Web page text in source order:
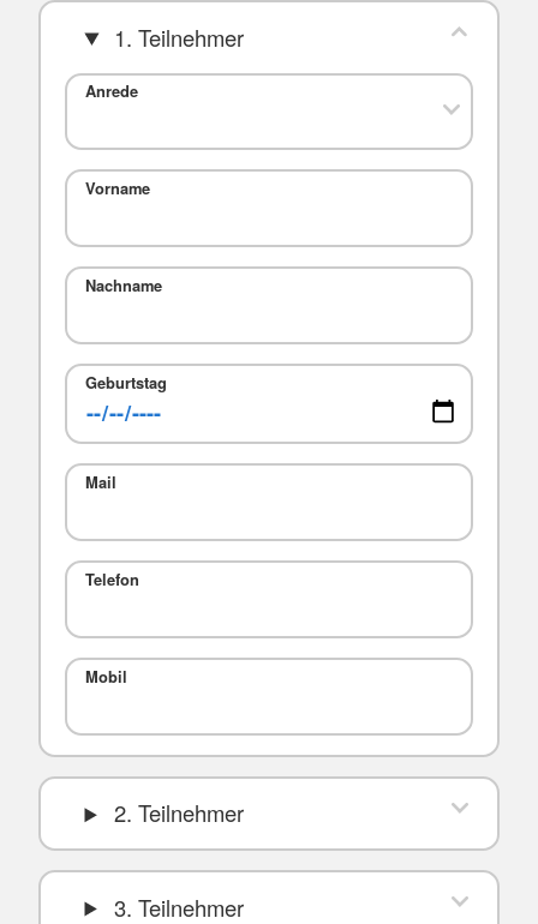
1. Teilnehmer
Anrede
Vorname
Nachname
Geburtstag
Mail
Telefon
Mobil
2. Teilnehmer
3. Teilnehmer